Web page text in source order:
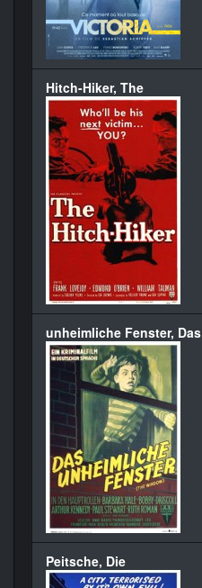
Hitch-Hiker, The
unheimliche Fenster, Das
Peitsche, Die